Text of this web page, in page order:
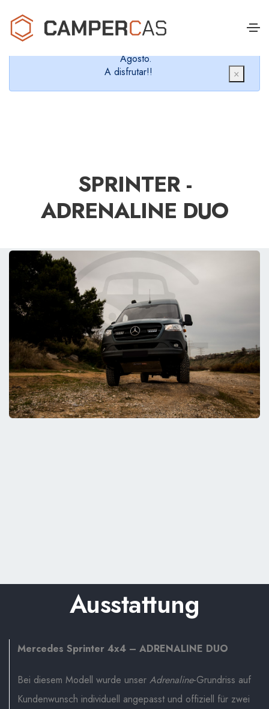
Cerramos en verano, que nos queremos dar un
chapuzón y refrescarnos.
Agosto.
A disfrutar!!
×
SPRINTER -
ADRENALINE DUO
Ausstattung
Mercedes Sprinter 4x4 – ADRENALINE DUO
Bei diesem Modell wurde unser Adrenaline-Grundriss auf
Kundenwunsch individuell angepasst und offiziell für zwei